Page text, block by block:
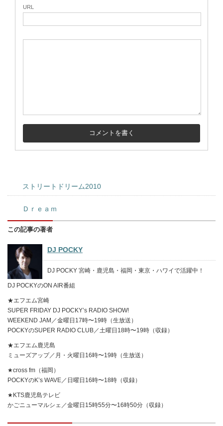
URL
ストリートドリーム2010
Ｄｒｅａｍ
この記事の著者
DJ POCKY
DJ POCKY 宮崎・鹿児島・福岡・東京・ハワイで活躍中！
DJ POCKYのON AIR番組
★エフエム宮崎
SUPER FRIDAY DJ POCKY’s RADIO SHOW!
WEEKEND JAM／金曜日17時〜19時（生放送）
POCKYのSUPER RADIO CLUB／土曜日18時〜19時（収録）
★エフエム鹿児島
ミューズアップ／月・火曜日16時〜19時（生放送）
★cross fm（福岡）
POCKYのK’s WAVE／日曜日16時〜18時（収録）
★KTS鹿児島テレビ
かごニューマルシェ／金曜日15時55分〜16時50分（収録）